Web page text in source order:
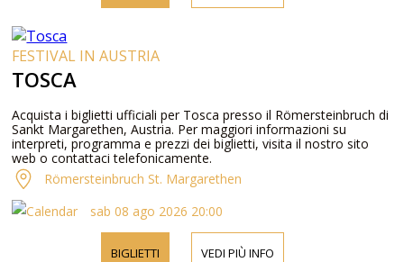
FESTIVAL IN AUSTRIA
TOSCA
Acquista i biglietti ufficiali per Tosca presso il Römersteinbruch di
Sankt Margarethen, Austria. Per maggiori informazioni su
interpreti, programma e prezzi dei biglietti, visita il nostro sito
web o contattaci telefonicamente.
Römersteinbruch St. Margarethen
sab 08 ago 2026 20:00
BIGLIETTI VEDI PIÙ INFO